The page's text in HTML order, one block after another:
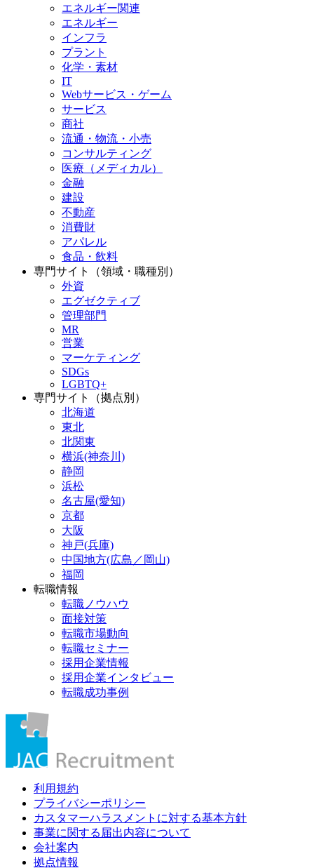
エネルギー関連
エネルギー
インフラ
プラント
化学・素材
IT
Webサービス・ゲーム
サービス
商社
流通・物流・小売
コンサルティング
医療（メディカル）
金融
建設
不動産
消費財
アパレル
食品・飲料
専門サイト（領域・職種別）
外資
エグゼクティブ
管理部門
MR
営業
マーケティング
SDGs
LGBTQ+
専門サイト（拠点別）
北海道
東北
北関東
横浜(神奈川)
静岡
浜松
名古屋(愛知)
京都
大阪
神戸(兵庫)
中国地方(広島／岡山)
福岡
転職情報
転職ノウハウ
面接対策
転職市場動向
転職セミナー
採用企業情報
採用企業インタビュー
転職成功事例
利用規約
プライバシーポリシー
カスタマーハラスメントに対する基本方針
事業に関する届出内容について
会社案内
拠点情報